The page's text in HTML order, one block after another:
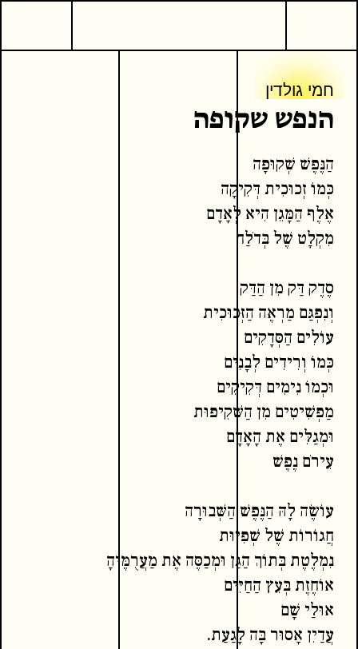
חמי גולדין
הנפש שקופה
הַנֶּפֶשׁ שְׁקוּפָה
כְּמוֹ זְכוּכִית דְּקִיקָה
אֶלֶף הַמָּגֵן הִיא לְאָדָם
מִקְלָט שֶׁל בְּדֹלַח
סֶדֶק דַּק מִן הַדַּק
וְנִפְגַּם מַרְאֶה הַזְּכוּכִית
עוֹלִים הַסְּדָקִים
כְּמוֹ וְרִידִים לְבָנִים
וּכְמוֹ נִימִים דְּקִיקִים
מַפְשִׁיטִים מִן הַשְּׁקִיפוּת
וּמְגַלִּים אֶת הָאָדָם
עֵירֹם נֶפֶשׁ
עוֹשֶׂה לָהּ הַנֶּפֶשׁ הַשְּׁבוּרָה
חֲגוֹרוֹת שֶׁל שְׁפִיּוּת
נִמְלֶטֶת בְּתוֹךְ הַגַּן וּמְכַסֶּה אֶת מַעֲרֻמֶּיהָ
אוֹחֶזֶת בְּעֵץ הַחַיִּים
אוּלַי שָׁם
עֲדַיִן אָסוּר בָּה לָגַעַת.